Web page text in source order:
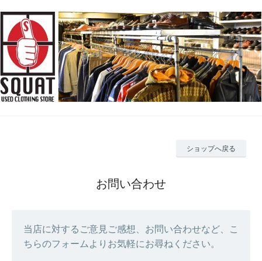
ショップへ戻る
お問い合わせ
当店に対するご意見ご感想、お問い合わせなど、こ
ちらのフォームよりお気軽にお尋ねください。